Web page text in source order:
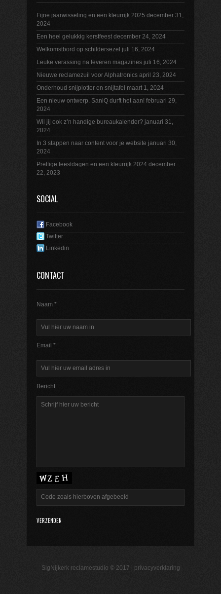
Fijne jaarwisseling en een kleurrijk 2025 december 31,
2024
Een heel gelukkig kerstfeest december 24, 2024
Welkomstbord op schildersezel juli 16, 2024
Leuke verassing na leveren magazines juli 16, 2024
Nieuwe reclamezuil voor Alphatronics april 23, 2024
Onderhoud snijplotter en snijtafel maart 1, 2024
Een nieuw ontwerp. SaniQ durft het aan! februari 29,
2024
Wil jij ook z’n handige bureaukalender? januari 31,
2024
In 3 stappen naar content voor je website januari 30,
2024
Prettige feestdagen en een kleurrijk 2024 december
22, 2023
SOCIAL
Facebook
Twitter
Linkedin
CONTACT
Naam *
Email *
Bericht
SigNijkerk reclamestudio © 2017 | privacyverklaring